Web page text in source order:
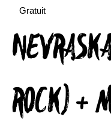
Gratuit
ROCK) +